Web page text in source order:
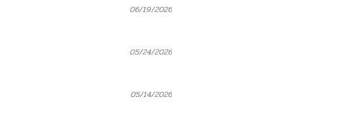
06/19/2026
05/24/2026
05/14/2026